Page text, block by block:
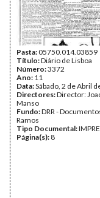
Pasta:05750.014.03859
Título:Diário de Lisboa
Número:3372
Ano: 11
Data:Sábado, 2 de Abril
Directores:Director:
Manso
Fundo:DRR -
Ramos
Tipo Documental:
Página(s): 8